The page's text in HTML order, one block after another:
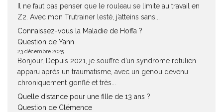
Il ne faut pas penser que le rouleau se limite au travail en
Z2. Avec mon Trutrainer lesté, j’atteins sans...
Connaissez-vous la Maladie de Hoffa ?
Question de Yann
23 décembre 2025
Bonjour, Depuis 2021, je souffre d’un syndrome rotulien
apparu après un traumatisme, avec un genou devenu
chroniquement gonflé et très...
Quelle distance pour une fille de 13 ans ?
Question de Clémence